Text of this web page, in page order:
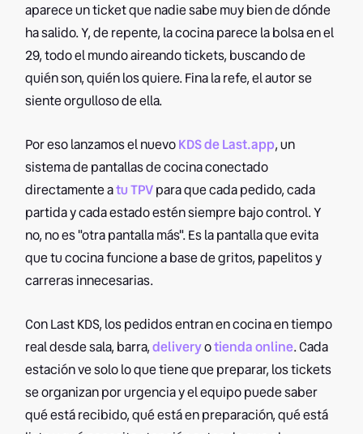
aparece un ticket que nadie sabe muy bien de dónde
ha salido. Y, de repente, la cocina parece la bolsa en el
29, todo el mundo aireando tickets, buscando de
quién son, quién los quiere. Fina la refe, el autor se
siente orgulloso de ella.
Por eso lanzamos el nuevoKDS de Last.app, un
sistema de pantallas de cocina conectado
directamente atu TPVpara que cada pedido, cada
partida y cada estado estén siempre bajo control. Y
no, no es "otra pantalla más". Es la pantalla que evita
que tu cocina funcione a base de gritos, papelitos y
carreras innecesarias.
Con Last KDS, los pedidos entran en cocina en tiempo
real desde sala, barra,deliveryotienda online. Cada
estación ve solo lo que tiene que preparar, los tickets
se organizan por urgencia y el equipo puede saber
qué está recibido, qué está en preparación, qué está